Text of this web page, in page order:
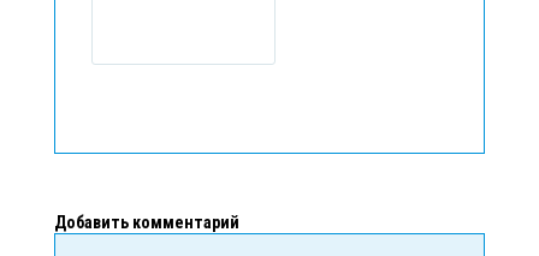
Добавить комментарий